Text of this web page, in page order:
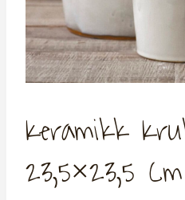
Keramikk
23,5×23,5